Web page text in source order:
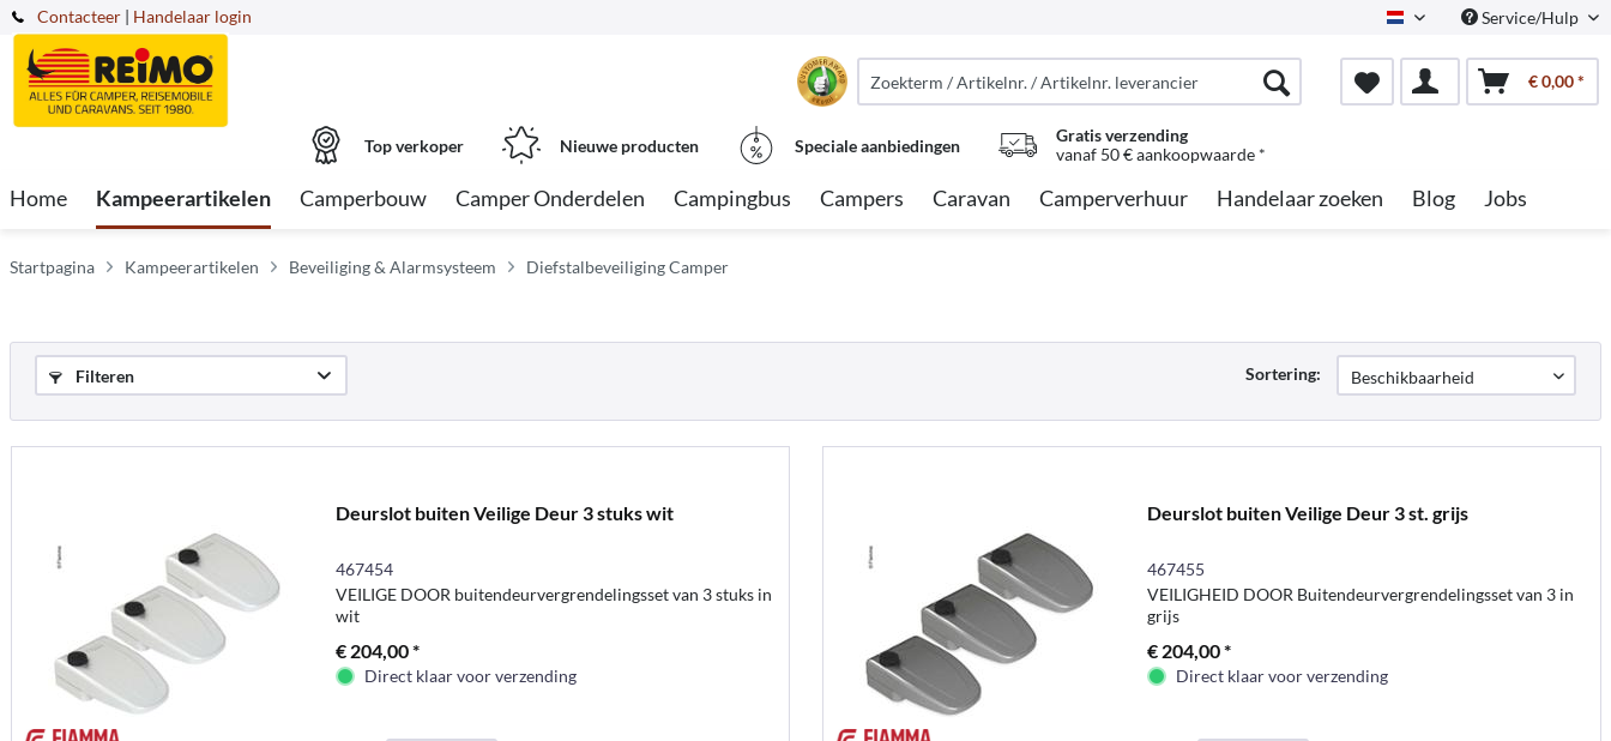
Contacteer Dutch Service/Hulp
| Handelaar login
€ 0,00 *
Top verkoper Nieuwe producten Speciale aanbiedingen
Gratis verzending
vanaf 50 € aankoopwaarde *
Home Kampeerartikelen Camperbouw Camper Onderdelen Campingbus Campers Caravan Camperverhuur Handelaar zoeken Blog Jobs
Startpagina Kampeerartikelen Beveiliging & Alarmsysteem Diefstalbeveiliging Camper
Filteren Sortering:
Deurslot buiten Veilige Deur 3 stuks wit
467454
VEILIGE DOOR buitendeurvergrendelingsset van 3 stuks in
wit
€ 204,00 *
Direct klaar voor verzending
Deurslot buiten Veilige Deur 3 st. grijs
467455
VEILIGHEID DOOR Buitendeurvergrendelingsset van 3 in
grijs
€ 204,00 *
Direct klaar voor verzending